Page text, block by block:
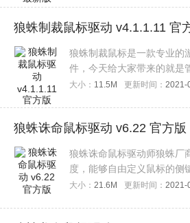
狼蛛制裁鼠标驱动 v4.1.1.11 官
狼蛛制裁鼠标是一款专业的
件，今天给大家带来的就是
大小： 11.5M 更新时间： 2021-
狼蛛诛命鼠标驱动 v6.22 官方版
狼蛛诛命鼠标驱动师狼蛛厂
度，能够自由定义鼠标的侧
大小： 21.6M 更新时间： 2021-